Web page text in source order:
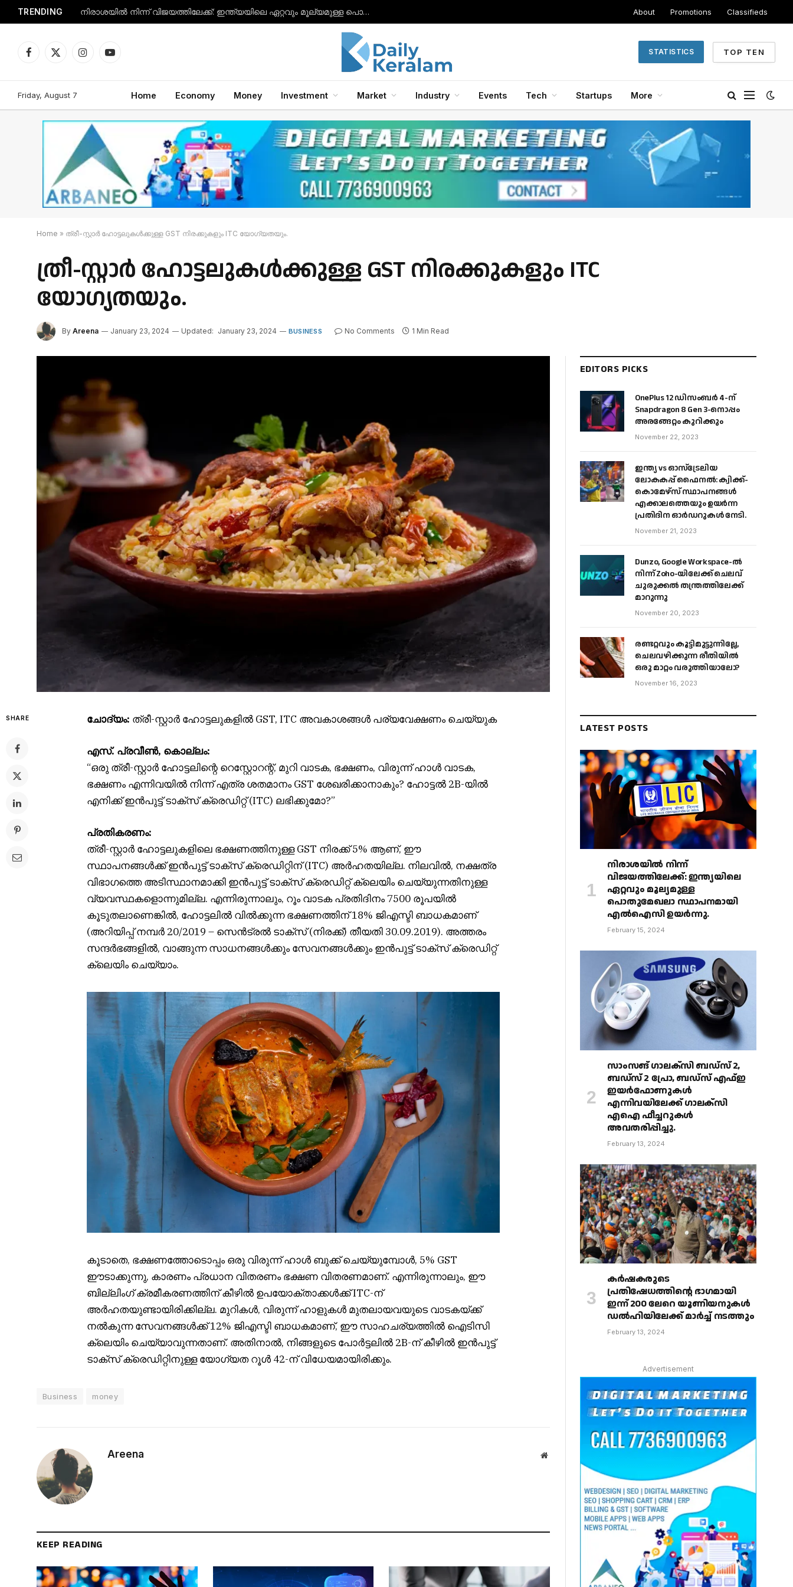
സാംസങ് ഗാലക്‌സി ബഡ്‌സ് 2, ബഡ്‌സ് 2 പ്രോ, ബഡ്‌സ് എഫ്ഇ ഇയർഫോണുകൾ എന്നിവയിലേക്ക് ഗാലക്‌സി എഐ ഫീച്ചറുകൾ അവതരിപ്പിച്ചു.
About Promotions Classifieds
Facebook
X
InstagramYouTube
STATISTICS TOP TEN
Friday, August 7 Home Economy Money Investment Market Industry Events Tech Startups More
Home » ത്രീ-സ്റ്റാർ ഹോട്ടലുകൾക്കുള്ള GST നിരക്കുകളും ITC യോഗ്യതയും.
ത്രീ-സ്റ്റാർ ഹോട്ടലുകൾക്കുള്ള GST നിരക്കുകളും ITC
യോഗ്യതയും.
By Areena January 23, 2024 Updated: January 23, 2024 BUSINESS No Comments 1 Min Read
SHARE ചോദ്യം: ത്രീ-സ്റ്റാർ ഹോട്ടലുകളിൽ GST, ITC അവകാശങ്ങൾ പര്യവേക്ഷണം ചെയ്യുക
എസ്. പ്രവീൺ, കൊല്ലം:
“ഒരു ത്രീ-സ്റ്റാർ ഹോട്ടലിന്റെ റെസ്റ്റോറന്റ്, മുറി വാടക, ഭക്ഷണം, വിരുന്ന് ഹാൾ വാടക,
ഭക്ഷണം എന്നിവയിൽ നിന്ന് എത്ര ശതമാനം GST ശേഖരിക്കാനാകും? ഹോട്ടൽ 2B-യിൽ
എനിക്ക് ഇൻപുട്ട് ടാക്സ് ക്രെഡിറ്റ് (ITC) ലഭിക്കുമോ?”
പ്രതികരണം:
ത്രീ-സ്റ്റാർ ഹോട്ടലുകളിലെ ഭക്ഷണത്തിനുള്ള GST നിരക്ക് 5% ആണ്, ഈ
സ്ഥാപനങ്ങൾക്ക് ഇൻപുട്ട് ടാക്സ് ക്രെഡിറ്റിന് (ITC) അർഹതയില്ല. നിലവിൽ, നക്ഷത്ര
വിഭാഗത്തെ അടിസ്ഥാനമാക്കി ഇൻപുട്ട് ടാക്സ് ക്രെഡിറ്റ് ക്ലെയിം ചെയ്യുന്നതിനുള്ള
വ്യവസ്ഥകളൊന്നുമില്ല. എന്നിരുന്നാലും, റൂം വാടക പ്രതിദിനം 7500 രൂപയിൽ
കൂടുതലാണെങ്കിൽ, ഹോട്ടലിൽ വിൽക്കുന്ന ഭക്ഷണത്തിന് 18% ജിഎസ്ടി ബാധകമാണ്
(അറിയിപ്പ് നമ്പർ 20/2019 – സെൻട്രൽ ടാക്സ് (നിരക്ക്) തീയതി 30.09.2019). അത്തരം
സന്ദർഭങ്ങളിൽ, വാങ്ങുന്ന സാധനങ്ങൾക്കും സേവനങ്ങൾക്കും ഇൻപുട്ട് ടാക്സ് ക്രെഡിറ്റ്
ക്ലെയിം ചെയ്യാം.
കൂടാതെ, ഭക്ഷണത്തോടൊപ്പം ഒരു വിരുന്ന് ഹാൾ ബുക്ക് ചെയ്യുമ്പോൾ, 5% GST
ഈടാക്കുന്നു, കാരണം പ്രധാന വിതരണം ഭക്ഷണ വിതരണമാണ്. എന്നിരുന്നാലും, ഈ
ബില്ലിംഗ് ക്രമീകരണത്തിന് കീഴിൽ ഉപയോക്താക്കൾക്ക് ITC-ന്
അർഹതയുണ്ടായിരിക്കില്ല. മുറികൾ, വിരുന്ന് ഹാളുകൾ മുതലായവയുടെ വാടകയ്‌ക്ക്
നൽകുന്ന സേവനങ്ങൾക്ക് 12% ജിഎസ്ടി ബാധകമാണ്, ഈ സാഹചര്യത്തിൽ ഐടിസി
ക്ലെയിം ചെയ്യാവുന്നതാണ്. അതിനാൽ, നിങ്ങളുടെ പോർട്ടലിൽ 2B-ന് കീഴിൽ ഇൻപുട്ട്
ടാക്സ് ക്രെഡിറ്റിനുള്ള യോഗ്യത റൂൾ 42-ന് വിധേയമായിരിക്കും.
Business money
Areena Website
KEEP READING
EDITORS PICKS
OnePlus 12 ഡിസംബർ 4-ന്
Snapdragon 8 Gen 3-നൊപ്പം
അരങ്ങേറ്റം കുറിക്കും
November 22, 2023
ഇന്ത്യ vs ഓസ്‌ട്രേലിയ
ലോകകപ്പ് ഫൈനൽ: ക്വിക്ക്-
കൊമേഴ്‌സ് സ്ഥാപനങ്ങൾ
എക്കാലത്തെയും ഉയർന്ന
പ്രതിദിന ഓർഡറുകൾ നേടി.
November 21, 2023
Dunzo, Google Workspace-ൽ
നിന്ന് Zoho-യിലേക്ക് ചെലവ്
ചുരുക്കൽ തന്ത്രത്തിലേക്ക്
മാറുന്നു
November 20, 2023
രണ്ടറ്റവും കൂട്ടിമുട്ടുന്നില്ലേ,
ചെലവഴിക്കുന്ന രീതിയിൽ
ഒരു മാറ്റം വരുത്തിയാലോ?
November 16, 2023
LATEST POSTS
നിരാശയിൽ നിന്ന്
വിജയത്തിലേക്ക്: ഇന്ത്യയിലെ
ഏറ്റവും മൂല്യമുള്ള
പൊതുമേഖലാ സ്ഥാപനമായി
എൽഐസി ഉയർന്നു.
February 15, 2024
സാംസങ് ഗാലക്‌സി ബഡ്‌സ് 2,
ബഡ്‌സ് 2 പ്രോ, ബഡ്‌സ് എഫ്ഇ
ഇയർഫോണുകൾ
എന്നിവയിലേക്ക് ഗാലക്‌സി
എഐ ഫീച്ചറുകൾ
അവതരിപ്പിച്ചു.
February 13, 2024
കർഷകരുടെ
പ്രതിഷേധത്തിൻ്റെ ഭാഗമായി
ഇന്ന് 200 ലേറെ യൂണിയനുകൾ
ഡൽഹിയിലേക്ക് മാർച്ച് നടത്തും
February 13, 2024
Advertisement